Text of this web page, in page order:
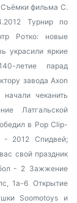
Съёмки фильма С.
Турнир по
Ротко: новые
украсили яркие
летие
парад
завода Axon
чеканить
Латгальской
в Pop Clip-
- 2012 Спидвей;
свой праздник
- 2 Зажжение
1а-6 Открытие
Soomotoys и